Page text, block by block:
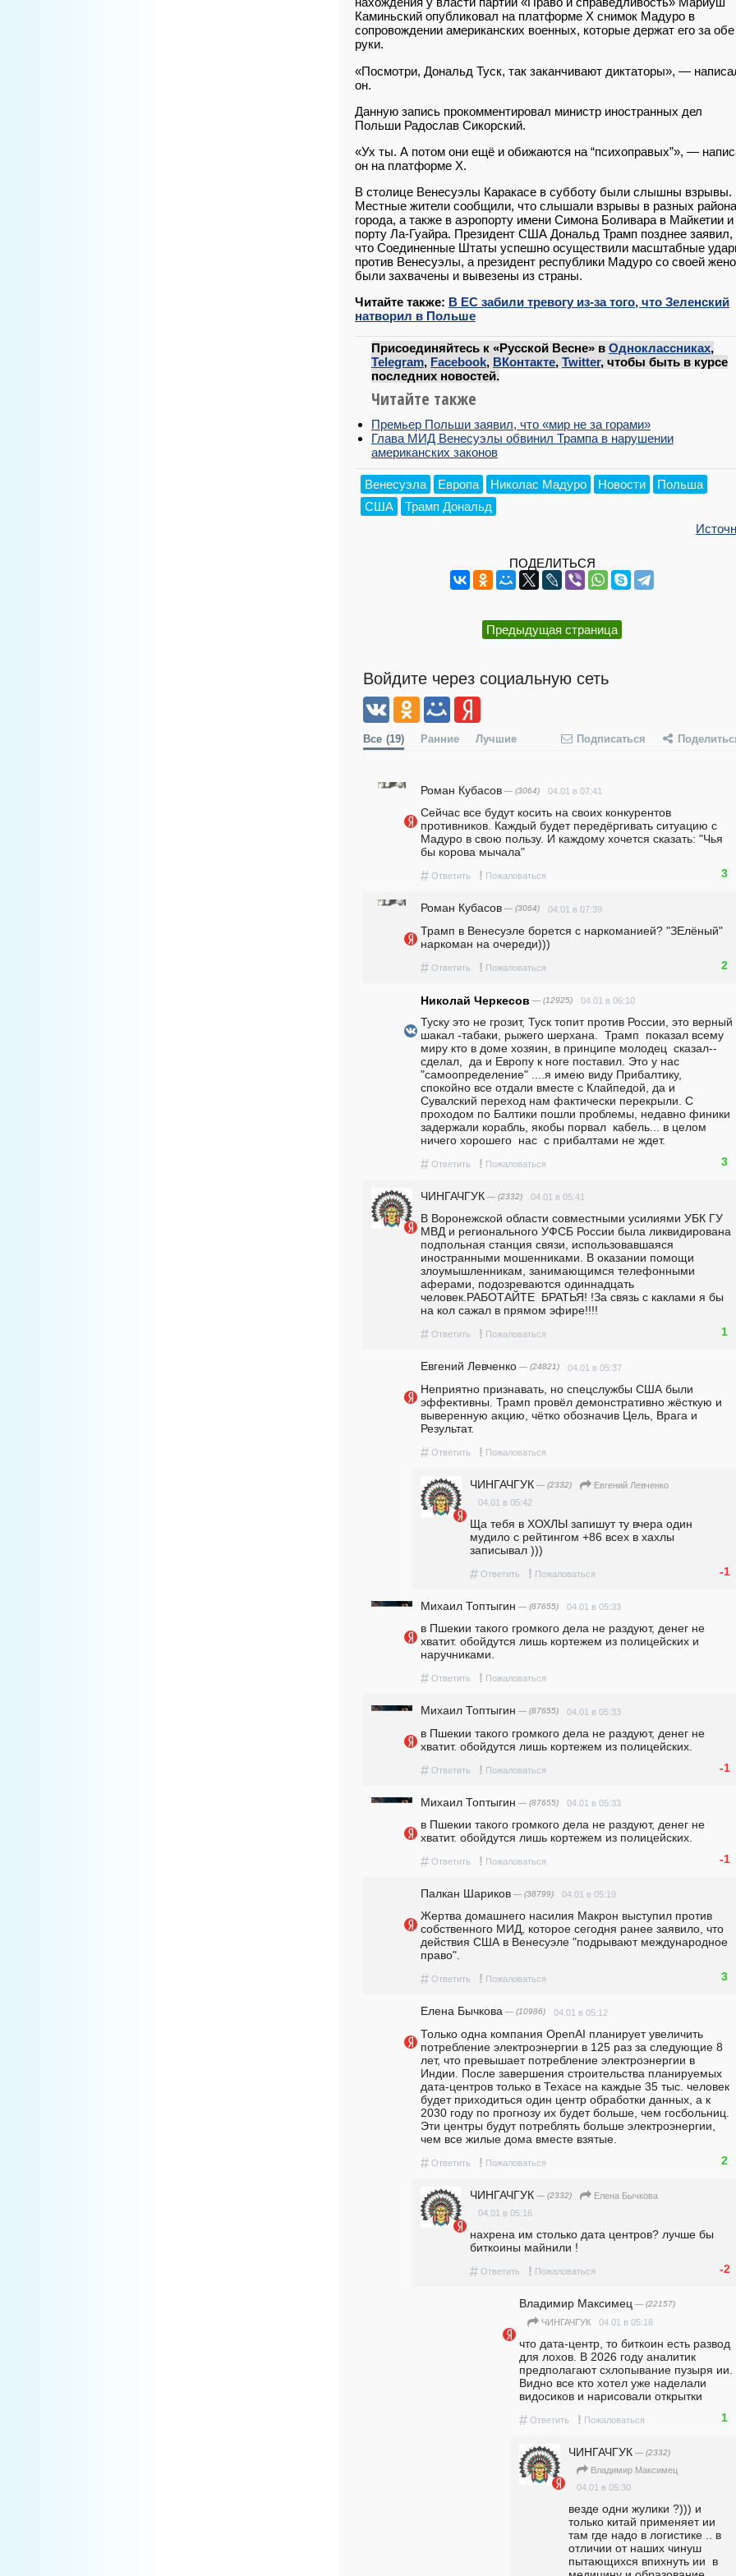
Каминьский опубликовал на платформе Х снимок Мадуро в
сопровождении американских военных, которые держат его за обе
руки.
«Посмотри, Дональд Туск, так заканчивают диктаторы», —
он.
Данную запись прокомментировал министр иностранных дел
Польши Радослав Сикорский.
«Ух ты. А потом они ещё и обижаются на “психоправых”», —
он на платформе Х.
В столице Венесуэлы Каракасе в субботу были слышны взрывы.
Местные жители сообщили, что слышали взрывы в разных
города, а также в аэропорту имени Симона Боливара в Майкетии и
порту Ла-Гуайра. Президент США Дональд Трамп позднее заявил,
что Соединенные Штаты успешно осуществили масштабные
против Венесуэлы, а президент республики Мадуро со своей
были захвачены и вывезены из страны.
Читайте также: В ЕС забили тревогу из-за того, что Зеленский
натворил в Польше
Присоединяйтесь к «Русской Весне» в Одноклассниках,
Telegram, Facebook, ВКонтакте, Twitter, чтобы быть в курсе
последних новостей.
Читайте также
Премьер Польши заявил, что «мир не за горами»
Глава МИД Венесуэлы обвинил Трампа в нарушении
американских законов
Венесуэла Европа Николас Мадуро Новости
Польша
США
Трамп Дональд
ПОДЕЛИТЬСЯ
Предыдущая страница
Войдите через социальную сеть
Все (19) Ранние Лучшие Подписаться
Роман Кубасов — (3064) 04.01 в 07:41
Сейчас все будут косить на своих конкурентов
противников. Каждый будет передёргивать ситуацию с
Мадуро в свою пользу. И каждому хочется сказать: "Чья
бы корова мычала"
# Ответить ! Пожаловаться 3
Роман Кубасов — (3064) 04.01 в 07:39
Трамп в Венесуэле борется с наркоманией? "ЗЕлёный"
наркоман на очереди)))
# Ответить ! Пожаловаться 2
Николай Черкесов — (12925) 04.01 в 06:10
Туску это не грозит, Туск топит против России, это верный
шакал -табаки, рыжего шерхана.  Трамп  показал всему
миру кто в доме хозяин, в принципе молодец  сказал--
сделал,  да и Европу к ноге поставил. Это у нас
"самоопределение" ....я имею виду Прибалтику,
спокойно все отдали вместе с Клайпедой, да и
Сувалский переход нам фактически перекрыли. С
проходом по Балтики пошли проблемы, недавно финики
задержали корабль, якобы порвал  кабель... в целом
ничего хорошего  нас  с прибалтами не ждет.
# Ответить ! Пожаловаться 3
ЧИНГАЧГУК — (2332) 04.01 в 05:41
В Воронежской области совместными усилиями УБК ГУ
МВД и регионального УФСБ России была ликвидирована
подпольная станция связи, использовавшаяся
иностранными мошенниками. В оказании помощи
злоумышленникам, занимающимся телефонными
аферами, подозреваются одиннадцать
человек.РАБОТАЙТЕ  БРАТЬЯ! !За связь с каклами я бы
на кол сажал в прямом эфире!!!!
# Ответить ! Пожаловаться 1
Евгений Левченко — (24821) 04.01 в 05:37
Неприятно признавать, но спецслужбы США были
эффективны. Трамп провёл демонстративно жёсткую и
выверенную акцию, чётко обозначив Цель, Врага и
Результат.
# Ответить ! Пожаловаться
ЧИНГАЧГУК — (2332)
Евгений Левченко
04.01 в 05:42
Ща тебя в ХОХЛЫ запишут ту вчера один
мудило с рейтингом +86 всех в хахлы
записывал )))
# Ответить ! Пожаловаться -1
Михаил Топтыгин — (87655) 04.01 в 05:33
в Пшекии такого громкого дела не раздуют, денег не
хватит. обойдутся лишь кортежем из полицейских и
наручниками.
# Ответить ! Пожаловаться
Михаил Топтыгин — (87655) 04.01 в 05:33
в Пшекии такого громкого дела не раздуют, денег не
хватит. обойдутся лишь кортежем из полицейских.
# Ответить ! Пожаловаться -1
Михаил Топтыгин — (87655) 04.01 в 05:33
в Пшекии такого громкого дела не раздуют, денег не
хватит. обойдутся лишь кортежем из полицейских.
# Ответить ! Пожаловаться -1
Палкан Шариков — (38799) 04.01 в 05:19
Жертва домашнего насилия Макрон выступил против
собственного МИД, которое сегодня ранее заявило, что
действия США в Венесуэле "подрывают международное
право".
# Ответить ! Пожаловаться 3
Елена Бычкова — (10986) 04.01 в 05:12
Только одна компания OpenAI планирует увеличить
потребление электроэнергии в 125 раз за следующие 8
лет, что превышает потребление электроэнергии в
Индии. После завершения строительства планируемых
дата-центров только в Техасе на каждые 35 тыс. человек
будет приходиться один центр обработки данных, а к
2030 году по прогнозу их будет больше, чем госбольниц.
Эти центры будут потреблять больше электроэнергии,
чем все жилые дома вместе взятые.
# Ответить ! Пожаловаться 2
ЧИНГАЧГУК — (2332)
Елена Бычкова
04.01 в 05:16
нахрена им столько дата центров? лучше бы
биткоины майнили !
# Ответить ! Пожаловаться -2
Владимир Максимец — (22157)
ЧИНГАЧГУК 04.01 в 05:18
что дата-центр, то биткоин есть развод
для лохов. В 2026 году аналитик
предполагают схлопывание пузыря ии.
Видно все кто хотел уже наделали
видосиков и нарисовали открытки
# Ответить ! Пожаловаться 1
ЧИНГАЧГУК — (2332)
Владимир Максимец
04.01 в 05:30
везде одни жулики ?))) и
только китай применяет ии
там где надо в логистике .. в
отличии от наших чинуш
пытающихся впихнуть ии  в